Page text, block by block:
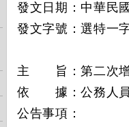
發文日期：中華民
發文字號：選特一
主 旨：第二次增
依 據：公務人員
公告事項：